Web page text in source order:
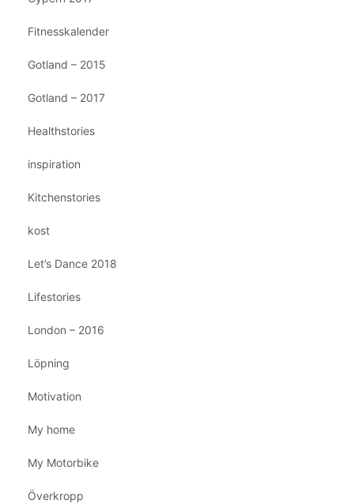
Fitnesskalender
Gotland – 2015
Gotland – 2017
Healthstories
inspiration
Kitchenstories
kost
Let’s Dance 2018
Lifestories
London – 2016
Löpning
Motivation
My home
My Motorbike
Överkropp